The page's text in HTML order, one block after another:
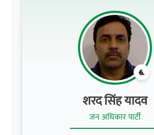
शरद सिंह यादव
जन अधिकार पार्टी